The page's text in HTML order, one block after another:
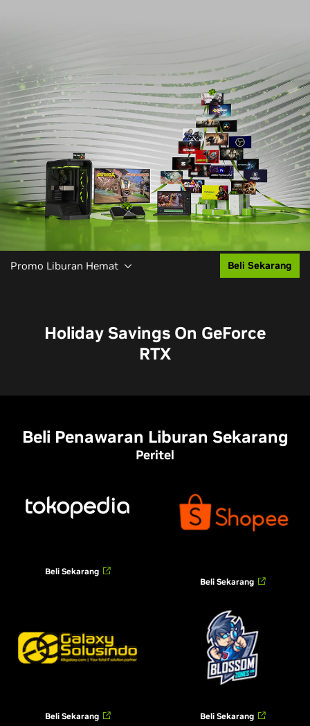
Promo Liburan Hemat Beli Sekarang
Holiday Savings On GeForce
RTX
Beli Penawaran Liburan Sekarang
Peritel
Beli Sekarang
Beli Sekarang
Beli Sekarang Beli Sekarang